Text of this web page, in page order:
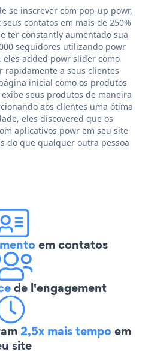
se inscrever com pop-up powr,
contatos em mais de 250%
ter constantly aumentado sua
seguidores utilizando powr
added powr slider como
rapidamente a seus clientes
inicial como os produtos
seus produtos de maneira
aos clientes uma ótima
eles discovered que os
aplicativos powr em seu site
do que qualquer outra pessoa
em contatos
de l'engagement
2,5x mais tempoem
site